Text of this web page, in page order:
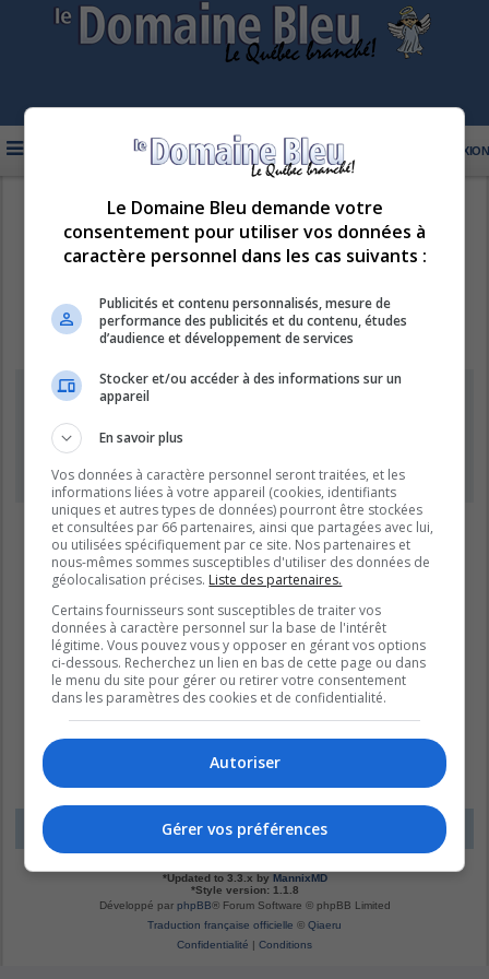
CONNEXION
INSCRIPTION
LE DOMAINE BLEU
Supprimer les cookies
Êtes-vous sûr de vouloir supprimer les cookies de ce forum ?
LE DOMAINE BLEU Fuseau horaire sur UTC-04:00
*Updated to 3.3.x by MannixMD
*Style version: 1.1.8
Développé par phpBB® Forum Software © phpBB Limited
Traduction française officielle © Qiaeru
Confidentialité | Conditions
Le Domaine Bleu demande votre
consentement pour utiliser vos données à
caractère personnel dans les cas suivants :
Publicités et contenu personnalisés, mesure de
performance des publicités et du contenu, études
d’audience et développement de services
Stocker et/ou accéder à des informations sur un
appareil
En savoir plus
Vos données à caractère personnel seront traitées, et les
informations liées à votre appareil (cookies, identifiants
uniques et autres types de données) pourront être stockées
et consultées par 66 partenaires, ainsi que partagées avec lui,
ou utilisées spécifiquement par ce site. Nos partenaires et
nous-mêmes sommes susceptibles d'utiliser des données de
géolocalisation précises. Liste des partenaires.
Certains fournisseurs sont susceptibles de traiter vos
données à caractère personnel sur la base de l'intérêt
légitime. Vous pouvez vous y opposer en gérant vos options
ci-dessous. Recherchez un lien en bas de cette page ou dans
le menu du site pour gérer ou retirer votre consentement
dans les paramètres des cookies et de confidentialité.
Autoriser
Gérer vos préférences